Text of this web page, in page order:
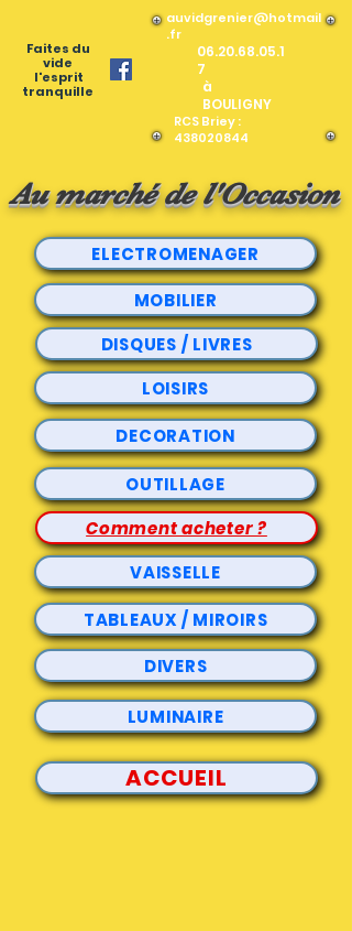
Faites du
vide
l'esprit
tranquille
auvidgrenier@hotmail
.fr
06.20.68.05.1
7
à
BOULIGNY
RCS Briey :
438020844
Au marché de l'Occasion
ELECTROMENAGER
MOBILIER
DISQUES / LIVRES
LOISIRS
DECORATION
OUTILLAGE
Comment acheter ?
VAISSELLE
TABLEAUX / MIROIRS
DIVERS
LUMINAIRE
ACCUEIL